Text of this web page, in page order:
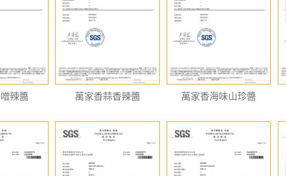
辣醬 萬家香蒜香辣醬 萬家香海味山珍醬